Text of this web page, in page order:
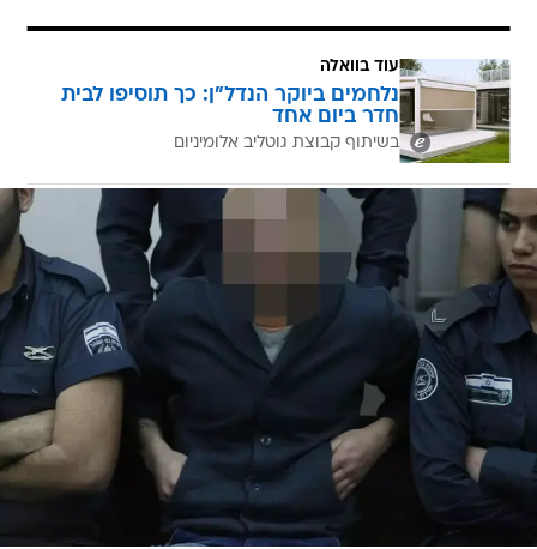
עוד בוואלה
נלחמים ביוקר הנדל"ן: כך תוסיפו לבית
חדר ביום אחד
בשיתוף קבוצת גוטליב אלומיניום